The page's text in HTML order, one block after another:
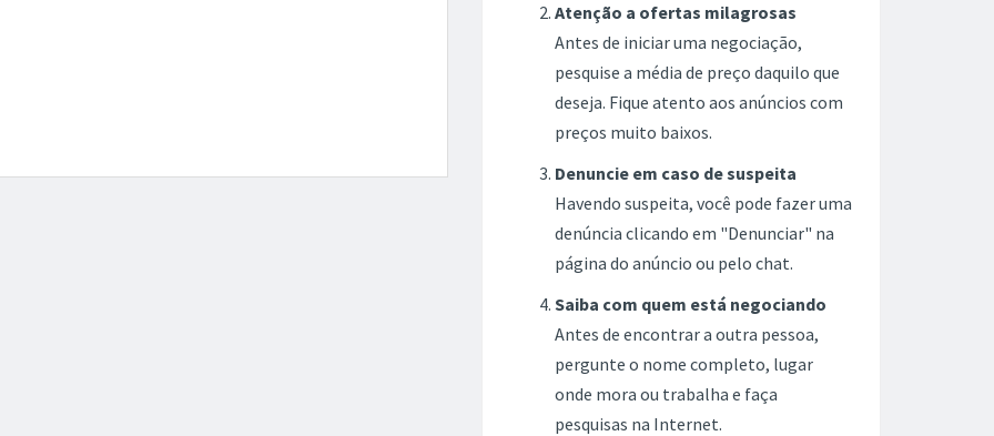
Atenção a ofertas milagrosas
Antes de iniciar uma negociação,
pesquise a média de preço daquilo que
deseja. Fique atento aos anúncios com
preços muito baixos.
Denuncie em caso de suspeita
Havendo suspeita, você pode fazer uma
denúncia clicando em "Denunciar" na
página do anúncio ou pelo chat.
Saiba com quem está negociando
Antes de encontrar a outra pessoa,
pergunte o nome completo, lugar
onde mora ou trabalha e faça
pesquisas na Internet.